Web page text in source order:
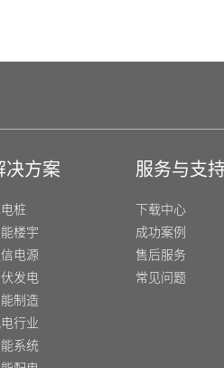
断路器
决方案
桩
楼宇
电源
发电
制造
行业
系统
服务与支持
下载中心
成功案例
售后服务
常见问题